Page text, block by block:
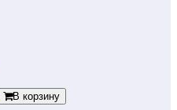
В корзину